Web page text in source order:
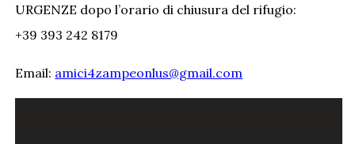
URGENZE dopo l’orario di chiusura del rifugio:
+39 393 242 8179
Email: amici4zampeonlus@gmail.com